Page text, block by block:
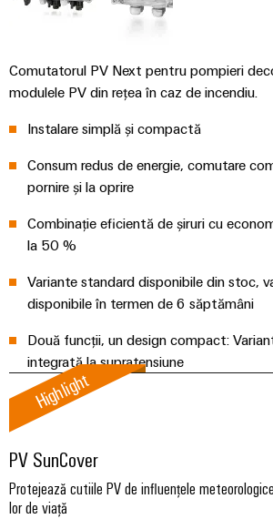
clădirilor
Soluții
cerințele
ale
infrastructurii
Echiparea
electrice
Soluții
provocările
din
domeniul
echipării
Petrol
și
Automatizare
IoT
industrial
Platforma
de
servicii
easyConnect
industrială
Software
IoT
și
automatizare
de
management
semiconductoare
de
izolație
și
de
Surse
de
alimentare
Carcase
produse
Protecție
la
tehnice
Reparații
și
de
schimb
Cursuri
formare
și
webinare
Opțiuni
online
Find
IIoT
and
Automation
Partner
Evenimente
târguri
Târguri
și
globale
Experiență
Comutatorul PV Next pentru pompieri
modulele PV din rețea în caz de incendiu.
Instalare simplă și compactă
Consum redus de energie, comutare
pornire și la oprire
Combinație eficientă de șiruri cu
la 50 %
Variante standard disponibile din stoc,
disponibile în termen de 6 săptămâni
Două funcții, un design compact:
integrată la supratensiune
Highlight
PV SunCover
Protejează cutiile PV de influențele
lor de viață